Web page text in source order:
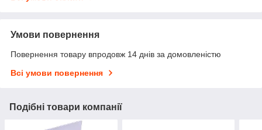
Умови повернення
Повернення товару впродовж 14 днів за домовленістю
Всі умови повернення
Подібні товари компанії